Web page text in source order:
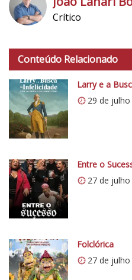
t
p
s
:
/
/
0
.
w
p
.
o
m
/
Crítico
Conteúdo Relacionado
Larry e a
29 de
Entre o
27 de
Folclórica
27 de